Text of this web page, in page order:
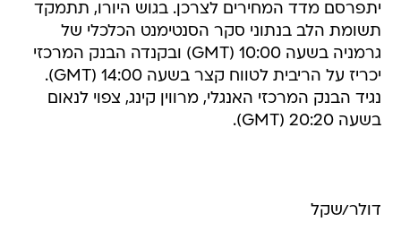
יתפרסם מדד המחירים לצרכן. בגוש היורו, תתמקד
תשומת הלב בנתוני סקר הסנטימנט הכלכלי של
גרמניה בשעה 10:00 (GMT) ובקנדה הבנק המרכזי
יכריז על הריבית לטווח קצר בשעה 14:00 (GMT).
נגיד הבנק המרכזי האנגלי, מרווין קינג, צפוי לנאום
בשעה 20:20 (GMT).
דולר/שקל